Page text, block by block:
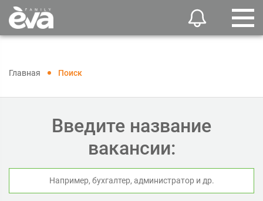
Главная Поиск
Введите название
вакансии: